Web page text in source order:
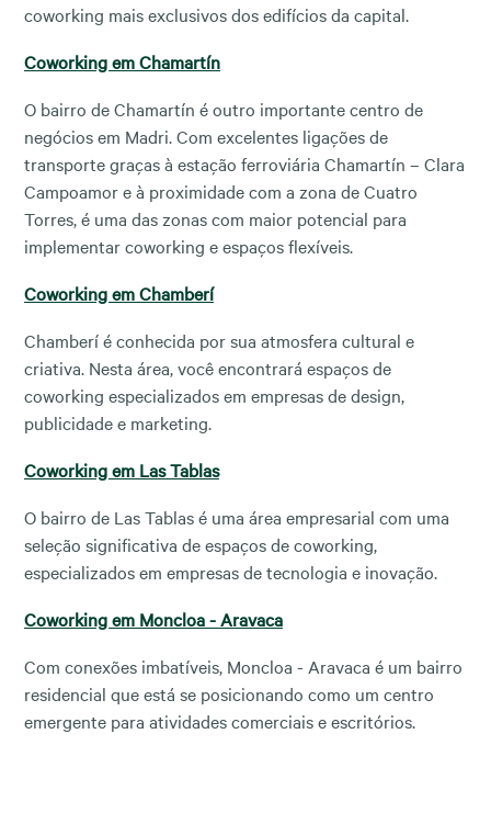
coworking mais exclusivos dos edifícios da capital.
Coworking em Chamartín
O bairro de Chamartín é outro importante centro de
negócios em Madri. Com excelentes ligações de
transporte graças à estação ferroviária Chamartín – Clara
Campoamor e à proximidade com a zona de Cuatro
Torres, é uma das zonas com maior potencial para
implementar coworking e espaços flexíveis.
Coworking em Chamberí
Chamberí é conhecida por sua atmosfera cultural e
criativa. Nesta área, você encontrará espaços de
coworking especializados em empresas de design,
publicidade e marketing.
Coworking em Las Tablas
O bairro de Las Tablas é uma área empresarial com uma
seleção significativa de espaços de coworking,
especializados em empresas de tecnologia e inovação.
Coworking em Moncloa - Aravaca
Com conexões imbatíveis, Moncloa - Aravaca é um bairro
residencial que está se posicionando como um centro
emergente para atividades comerciais e escritórios.